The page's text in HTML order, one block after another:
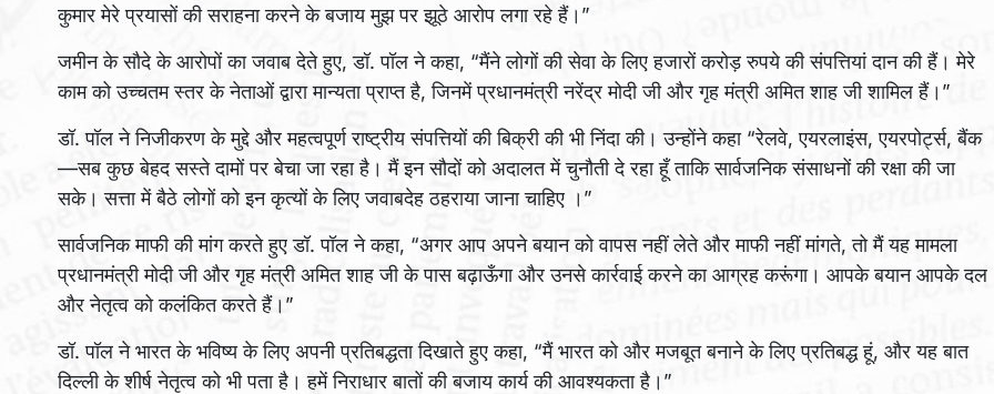
कुमार मेरे प्रयासों की सराहना करने के बजाय मुझ पर झूठे आरोप लगा रहे हैं।”
जमीन के सौदे के आरोपों का जवाब देते हुए, डॉ. पॉल ने कहा, “मैंने लोगों की सेवा के लिए हजारों करोड़ रुपये की संपत्तियां दान की हैं। मेरे
काम को उच्चतम स्तर के नेताओं द्वारा मान्यता प्राप्त है, जिनमें प्रधानमंत्री नरेंद्र मोदी जी और गृह मंत्री अमित शाह जी शामिल हैं।”
डॉ. पॉल ने निजीकरण के मुद्दे और महत्वपूर्ण राष्ट्रीय संपत्तियों की बिक्री की भी निंदा की। उन्होंने कहा “रेलवे, एयरलाइंस, एयरपोर्ट्स, बैंक
—सब कुछ बेहद सस्ते दामों पर बेचा जा रहा है। मैं इन सौदों को अदालत में चुनौती दे रहा हूँ ताकि सार्वजनिक संसाधनों की रक्षा की जा
सके। सत्ता में बैठे लोगों को इन कृत्यों के लिए जवाबदेह ठहराया जाना चाहिए ।”
सार्वजनिक माफी की मांग करते हुए डॉ. पॉल ने कहा, “अगर आप अपने बयान को वापस नहीं लेते और माफी नहीं मांगते, तो मैं यह मामला
प्रधानमंत्री मोदी जी और गृह मंत्री अमित शाह जी के पास बढ़ाऊँगा और उनसे कार्रवाई करने का आग्रह करूंगा। आपके बयान आपके दल
और नेतृत्व को कलंकित करते हैं।”
डॉ. पॉल ने भारत के भविष्य के लिए अपनी प्रतिबद्धता दिखाते हुए कहा, “मैं भारत को और मजबूत बनाने के लिए प्रतिबद्ध हूं, और यह बात
दिल्ली के शीर्ष नेतृत्व को भी पता है। हमें निराधार बातों की बजाय कार्य की आवश्यकता है।”